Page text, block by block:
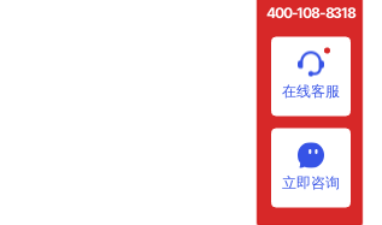
400-108-8318
在线客服
立即咨询